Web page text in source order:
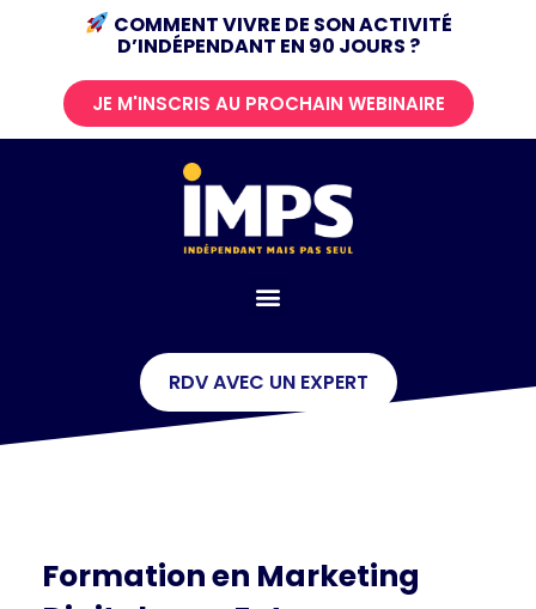
COMMENT VIVRE DE SON ACTIVITÉ
D’INDÉPENDANT EN 90 JOURS ?
JE M'INSCRIS AU PROCHAIN WEBINAIRE
RDV AVEC UN EXPERT
Formation en Marketing